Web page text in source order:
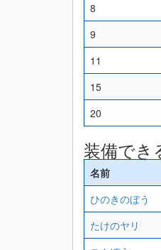
8
9
11
15
20
装備でき
名前
ひのきのぼう
たけのヤリ